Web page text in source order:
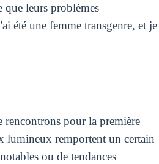
que leurs problèmes
été une femme transgenre, et je
rencontrons pour la première
lumineux remportent un certain
ou de tendances